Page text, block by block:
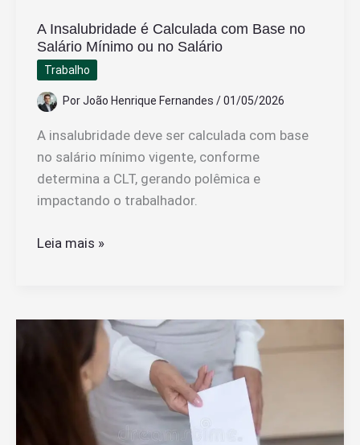
A Insalubridade é Calculada com Base no
Salário Mínimo ou no Salário
Trabalho
PorJoão Henrique Fernandes /01/05/2026
A insalubridade deve ser calculada com base
no salário mínimo vigente, conforme
determina a CLT, gerando polêmica e
impactando o trabalhador.
ALeia mais »